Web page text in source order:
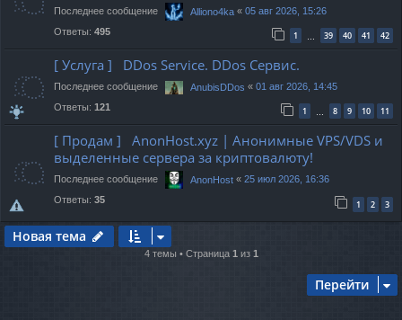
Последнее сообщение Alliono4ka « 05 авг 2026, 15:26
Ответы: 495 1 … 39 40 41 42
[ Услуга ] DDos Service. DDos Сервис.
Последнее сообщение AnubisDDos « 01 авг 2026, 14:45
Ответы: 121 1 … 8 9 10 11
[ Продам ] AnonHost.xyz | Анонимные VPS/VDS и
выделенные сервера за криптовалюту!
Последнее сообщение AnonHost « 25 июл 2026, 16:36
Ответы: 35 1 2 3
Новая тема
4 темы • Страница 1 из 1
Перейти